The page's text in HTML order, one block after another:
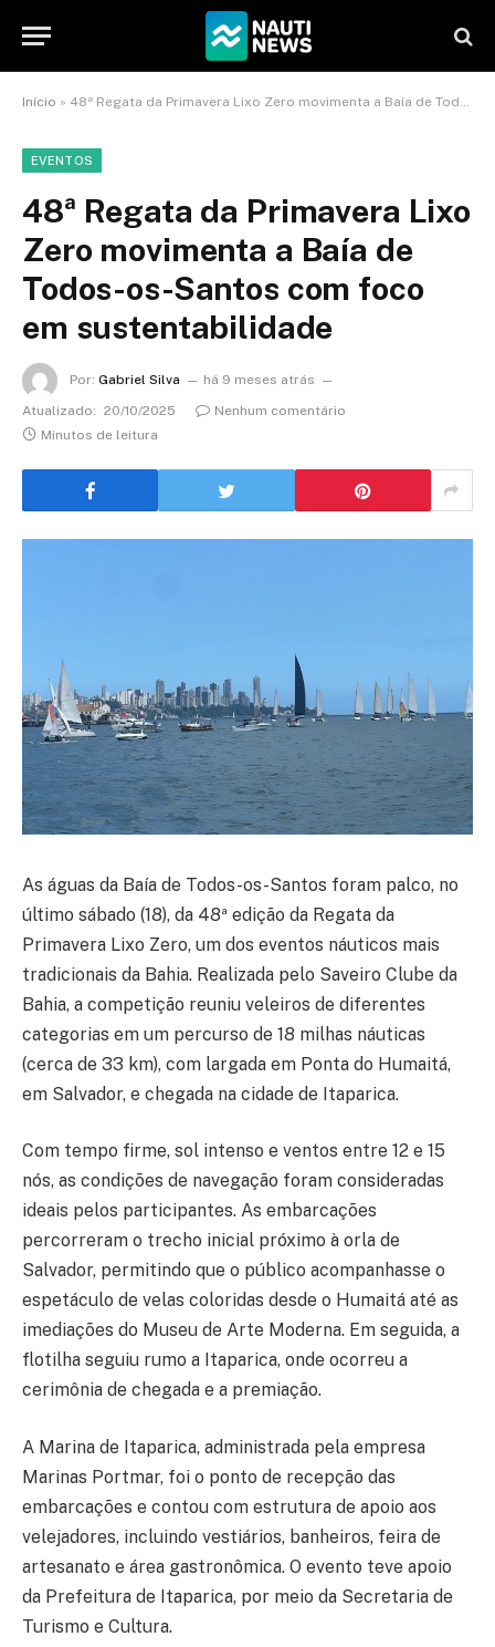
Início » 48ª Regata da Primavera Lixo Zero movimenta a Baía de Todos-os-Santos com foco em sustentabilidade
EVENTOS
48ª Regata da Primavera Lixo
Zero movimenta a Baía de
Todos-os-Santos com foco
em sustentabilidade
Por: Gabriel Silva
há 9 meses atrás
Atualizado: 20/10/2025
Nenhum comentário
Minutos de leitura
As águas da Baía de Todos-os-Santos foram palco, no
último sábado (18), da 48ª edição da Regata da
Primavera Lixo Zero, um dos eventos náuticos mais
tradicionais da Bahia. Realizada pelo Saveiro Clube da
Bahia, a competição reuniu veleiros de diferentes
categorias em um percurso de 18 milhas náuticas
(cerca de 33 km), com largada em Ponta do Humaitá,
em Salvador, e chegada na cidade de Itaparica.
Com tempo firme, sol intenso e ventos entre 12 e 15
nós, as condições de navegação foram consideradas
ideais pelos participantes. As embarcações
percorreram o trecho inicial próximo à orla de
Salvador, permitindo que o público acompanhasse o
espetáculo de velas coloridas desde o Humaitá até as
imediações do Museu de Arte Moderna. Em seguida, a
flotilha seguiu rumo a Itaparica, onde ocorreu a
cerimônia de chegada e a premiação.
A Marina de Itaparica, administrada pela empresa
Marinas Portmar, foi o ponto de recepção das
embarcações e contou com estrutura de apoio aos
velejadores, incluindo vestiários, banheiros, feira de
artesanato e área gastronômica. O evento teve apoio
da Prefeitura de Itaparica, por meio da Secretaria de
Turismo e Cultura.